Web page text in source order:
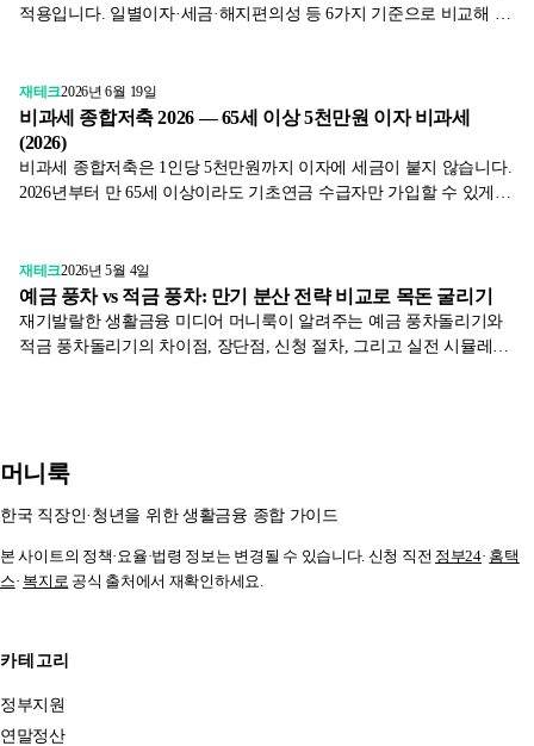
적용입니다. 일별이자·세금·해지편의성 등 6가지 기준으로 비교해 직
재테크2026년 6월 19일
비과세 종합저축 2026 — 65세 이상 5천만원 이자 비과세
(2026)
비과세 종합저축은 1인당 5천만원까지 이자에 세금이 붙지 않습니다.
2026년부터 만 65세 이상이라도 기초연금 수급자만 가입할 수 있게
재테크2026년 5월 4일
예금 풍차 vs 적금 풍차: 만기 분산 전략 비교로 목돈 굴리기
재기발랄한 생활금융 미디어 머니룩이 알려주는 예금 풍차돌리기와
적금 풍차돌리기의 차이점, 장단점, 신청 절차, 그리고 실전 시뮬레이
머니룩
한국 직장인·청년을 위한 생활금융 종합 가이드
본 사이트의 정책·요율·법령 정보는 변경될 수 있습니다. 신청 직전 정부24· 홈택
스· 복지로 공식 출처에서 재확인하세요.
카테고리
정부지원
연말정산